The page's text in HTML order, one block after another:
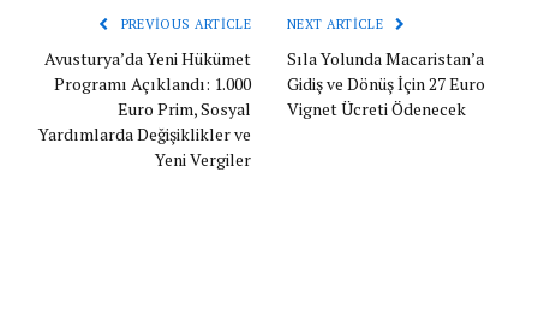
PREVIOUS ARTICLE
Avusturya’da Yeni Hükümet
Programı Açıklandı: 1.000
Euro Prim, Sosyal
Yardımlarda Değişiklikler ve
Yeni Vergiler
NEXT ARTICLE
Sıla Yolunda Macaristan’a
Gidiş ve Dönüş İçin 27 Euro
Vignet Ücreti Ödenecek